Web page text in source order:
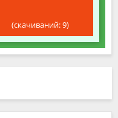
(cкачиваний: 9)